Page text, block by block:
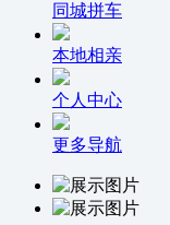
同城拼车
本地相亲
个人中心
更多导航